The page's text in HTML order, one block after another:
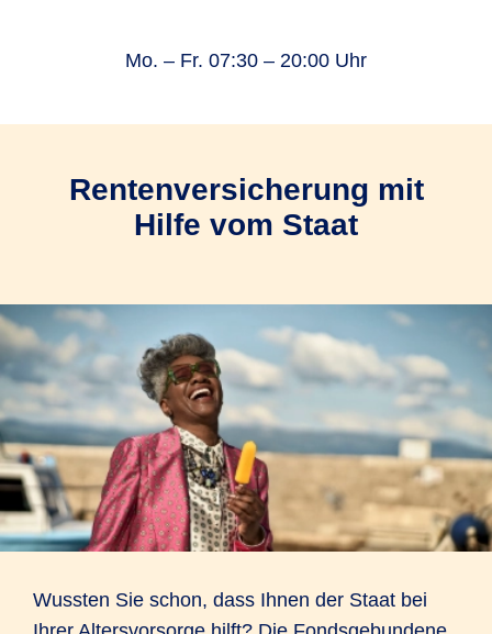
Mo. – Fr. 07:30 – 20:00 Uhr
Rentenversicherung mit
Hilfe vom Staat
Wussten Sie schon, dass Ihnen der Staat bei